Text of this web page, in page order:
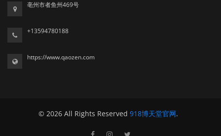
亳州市者鱼州469号
+13594780188
https://www.qaozen.com
© 2026 All Rights Reserved 918博天堂官网.